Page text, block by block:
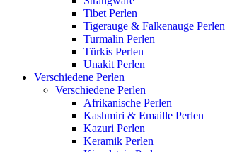
Tibet Perlen
Tigerauge & Falkenauge Perlen
Turmalin Perlen
Türkis Perlen
Unakit Perlen
Verschiedene Perlen
Verschiedene Perlen
Afrikanische Perlen
Kashmiri & Emaille Perlen
Kazuri Perlen
Keramik Perlen